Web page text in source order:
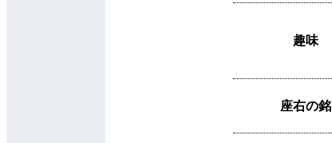
趣味
座右の銘